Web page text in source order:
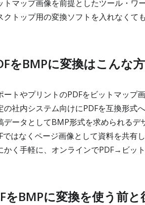
トマップ画像を前提としたツール・ワ
クトップ用の変換ソフトを入れなくて
をBMPに変換はこんな
ートやプリントのPDFをビットマップ
の社内システム向けにPDFを互換形式
データとしてBMP形式を求められるデ
ではなくページ画像として資料を共有
かく手軽に、オンラインでPDF→ビッ
をBMPに変換を使う前と